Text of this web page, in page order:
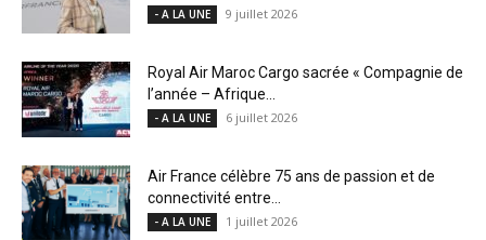
- A LA UNE 9 juillet 2026
Royal Air Maroc Cargo sacrée « Compagnie de
l’année – Afrique...
- A LA UNE 6 juillet 2026
Air France célèbre 75 ans de passion et de
connectivité entre...
- A LA UNE 1 juillet 2026